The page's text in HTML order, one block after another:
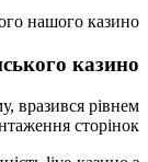
нашого казино
казино
вразився рівнем
сторінок.